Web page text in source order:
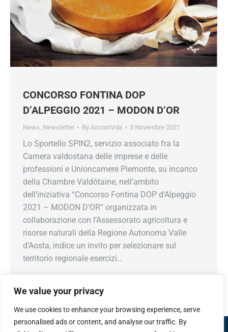
We value your privacy
We use cookies to enhance your browsing experience, serve
personalised ads or content, and analyse our traffic. By
CONCORSO FONTINA DOP
D’ALPEGGIO 2021 – MODON D’OR
News, Newsletter By AscomVda 3 Novembre 2021
Lo Sportello SPIN2, servizio associato fra la
Camera valdostana delle imprese e delle
professioni e Unioncamere Piemonte, su incarico
della Chambre Valdôtaine, nell’ambito
dell’iniziativa “Concorso Fontina DOP d’Alpeggio
2021 – MODON D’OR” organizzata in
collaborazione con l’Assessorato agricoltura e
risorse naturali della Regione Autonoma Valle
d’Aosta, indice un invito per selezionare sul
territorio regionale esercizi…
Confcommercio Valle d'Aosta